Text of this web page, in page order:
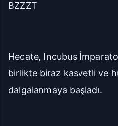
BZZZT
Hecate, Incubus
birlikte biraz kasvetli ve
dalgalanmaya başladı.